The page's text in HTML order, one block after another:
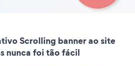
Scrolling banner ao site
nunca foi tão fácil